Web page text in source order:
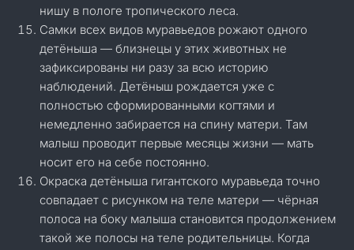
нишу в пологе тропического леса.
Самки всех видов муравьедов рожают одного
детёныша — близнецы у этих животных не
зафиксированы ни разу за всю историю
наблюдений. Детёныш рождается уже с
полностью сформированными когтями и
немедленно забирается на спину матери. Там
малыш проводит первые месяцы жизни — мать
носит его на себе постоянно.
Окраска детёныша гигантского муравьеда точно
совпадает с рисунком на теле матери — чёрная
полоса на боку малыша становится продолжением
такой же полосы на теле родительницы. Когда